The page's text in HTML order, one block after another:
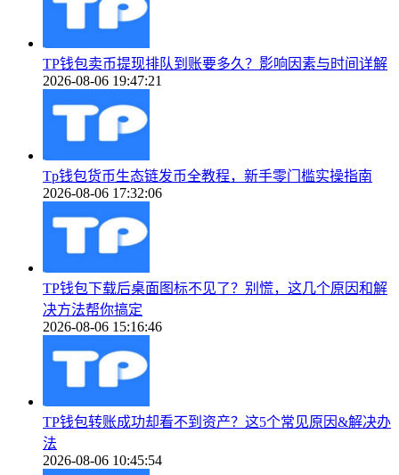
TP钱包卖币提现排队到账要多久？影响因素与时间详解
2026-08-06 19:47:21
Tp钱包货币生态链发币全教程，新手零门槛实操指南
2026-08-06 17:32:06
TP钱包下载后桌面图标不见了？别慌，这几个原因和解
决方法帮你搞定
2026-08-06 15:16:46
TP钱包转账成功却看不到资产？这5个常见原因&解决办
法
2026-08-06 10:45:54